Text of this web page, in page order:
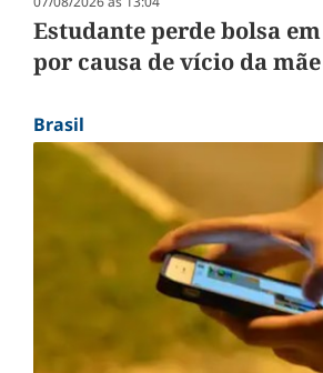
Estudante perde bolsa
por causa de vício da
Brasil